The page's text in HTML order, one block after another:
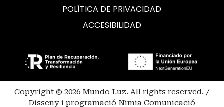
POLÍTICA DE PRIVACIDAD
ACCESIBILIDAD
Copyright © 2026 Mundo Luz. All rights reserved. /
Disseny i programació Nimia Comunicació